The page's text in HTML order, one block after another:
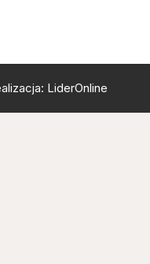
LiderOnline